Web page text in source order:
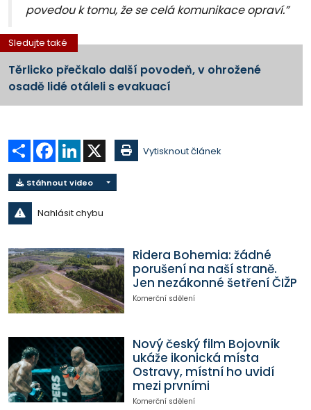
povedou k tomu, že se celá komunikace opraví.”
Sledujte také
Těrlicko přečkalo další povodeň, v ohrožené
osadě lidé otáleli s evakuací
Sdílet Facebook
LinkedIn Vytisknout článek
Stáhnout video
Nahlásit chybu
Ridera Bohemia: žádné
porušení na naší straně.
Jen nezákonné šetření ČIŽP
Komerční sdělení
Nový český film Bojovník
ukáže ikonická místa
Ostravy, místní ho uvidí
mezi prvními
Komerční sdělení